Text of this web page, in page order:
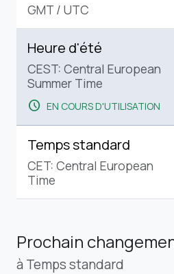
GMT / UTC
Heure d'été
CEST: Central European
Summer Time
schedule EN COURS D'UTILISATION
Temps standard
CET: Central European
Time
Prochain
à Temps standard